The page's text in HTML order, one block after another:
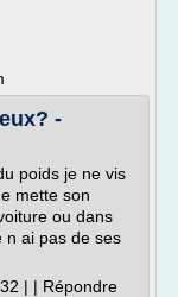
-
poids je ne vis
mette son
ou dans
n ai pas de ses
| | Répondre